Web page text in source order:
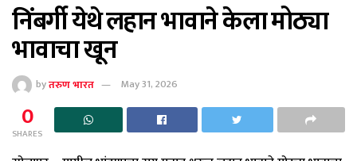
निंबर्गी येथे लहान भावाने केला मोठ्या
भावाचा खून
byतरुण भारत May 31, 2026
0
SHARES